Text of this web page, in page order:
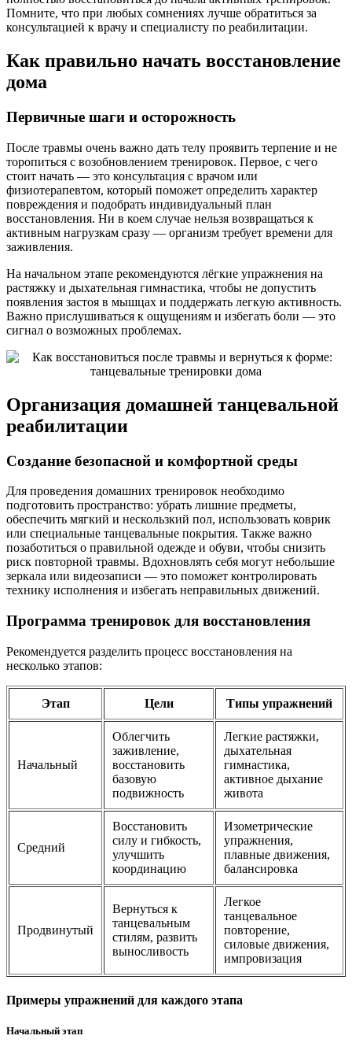
Помните, что при любых сомнениях лучше обратиться за
консультацией к врачу и специалисту по реабилитации.
Как правильно начать восстановление
дома
Первичные шаги и осторожность
После травмы очень важно дать телу проявить терпение и не
торопиться с возобновлением тренировок. Первое, с чего
стоит начать — это консультация с врачом или
физиотерапевтом, который поможет определить характер
повреждения и подобрать индивидуальный план
восстановления. Ни в коем случае нельзя возвращаться к
активным нагрузкам сразу — организм требует времени для
заживления.
На начальном этапе рекомендуются лёгкие упражнения на
растяжку и дыхательная гимнастика, чтобы не допустить
появления застоя в мышцах и поддержать легкую активность.
Важно прислушиваться к ощущениям и избегать боли — это
сигнал о возможных проблемах.
Организация домашней танцевальной
реабилитации
Создание безопасной и комфортной среды
Для проведения домашних тренировок необходимо
подготовить пространство: убрать лишние предметы,
обеспечить мягкий и нескользкий пол, использовать коврик
или специальные танцевальные покрытия. Также важно
позаботиться о правильной одежде и обуви, чтобы снизить
риск повторной травмы. Вдохновлять себя могут небольшие
зеркала или видеозаписи — это поможет контролировать
технику исполнения и избегать неправильных движений.
Программа тренировок для восстановления
Рекомендуется разделить процесс восстановления на
несколько этапов:
Этап Цели Типы упражнений
Начальный
Облегчить
заживление,
восстановить
базовую
подвижность
Легкие растяжки,
дыхательная
гимнастика,
активное дыхание
живота
Средний
Восстановить
силу и гибкость,
улучшить
координацию
Изометрические
упражнения,
плавные движения,
балансировка
Продвинутый
Вернуться к
танцевальным
стилям, развить
выносливость
Легкое
танцевальное
повторение,
силовые движения,
импровизация
Примеры упражнений для каждого этапа
Начальный этап